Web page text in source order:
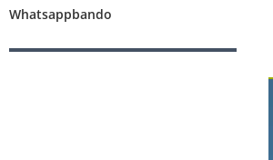
Whatsappbando